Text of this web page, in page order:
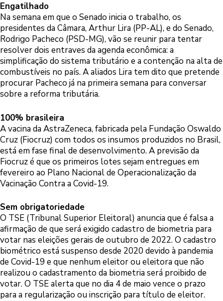
Engatilhado
Na semana em que o Senado inicia o trabalho, os
presidentes da Câmara, Arthur Lira (PP-AL), e do Senado,
Rodrigo Pacheco (PSD-MG), vão se reunir para tentar
resolver dois entraves da agenda econômica: a
simplificação do sistema tributário e a contenção na alta de
combustíveis no país. A aliados Lira tem dito que pretende
procurar Pacheco já na primeira semana para conversar
sobre a reforma tributária.
100% brasileira
A vacina da AstraZeneca, fabricada pela Fundação Oswaldo
Cruz (Fiocruz) com todos os insumos produzidos no Brasil,
está em fase final de desenvolvimento. A previsão da
Fiocruz é que os primeiros lotes sejam entregues em
fevereiro ao Plano Nacional de Operacionalização da
Vacinação Contra a Covid-19.
Sem obrigatoriedade
O TSE (Tribunal Superior Eleitoral) anuncia que é falsa a
afirmação de que será exigido cadastro de biometria para
votar nas eleições gerais de outubro de 2022. O cadastro
biométrico está suspenso desde 2020 devido à pandemia
de Covid-19 e que nenhum eleitor ou eleitora que não
realizou o cadastramento da biometria será proibido de
votar. O TSE alerta que no dia 4 de maio vence o prazo
para a regularização ou inscrição para título de eleitor.